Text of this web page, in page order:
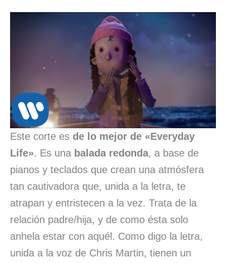
Este corte es de lo mejor de «Everyday
Life». Es una balada redonda, a base de
pianos y teclados que crean una atmósfera
tan cautivadora que, unida a la letra, te
atrapan y entristecen a la vez. Trata de la
relación padre/hija, y de como ésta solo
anhela estar con aquél. Como digo la letra,
unida a la voz de Chris Martin, tienen un